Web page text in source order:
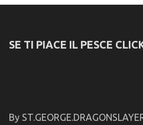
SE TI PIACE IL PESCE
By